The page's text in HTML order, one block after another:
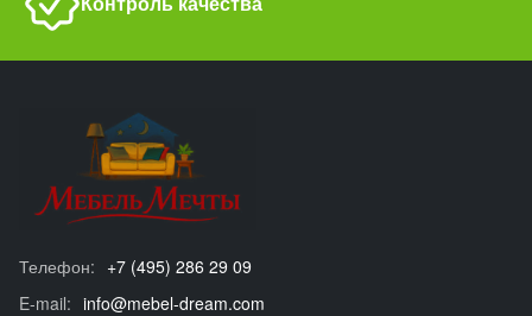
Телефон: +7 (495) 286 29 09
E-mail: info@mebel-dream.com